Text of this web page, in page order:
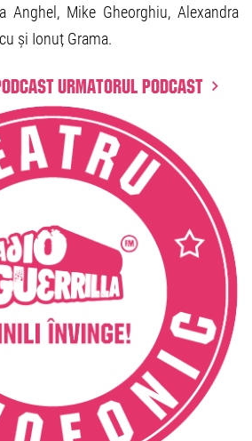
Anghel, Mike Gheorghiu, Alexandra
și Ionuț Grama.
Urmatorul podcast